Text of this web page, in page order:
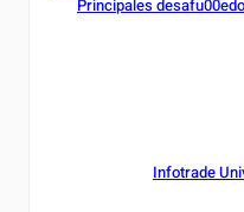
Principales
Infotrade